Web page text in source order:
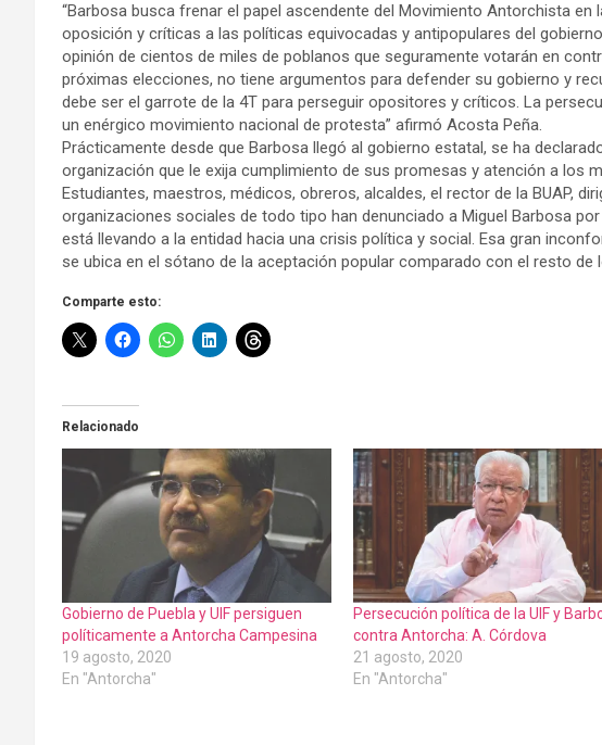
“Barbosa busca frenar el papel ascendente del Movimiento Antorchista en
oposición y críticas a las políticas equivocadas y antipopulares del
opinión de cientos de miles de poblanos que seguramente votarán en
próximas elecciones, no tiene argumentos para defender su gobierno y
debe ser el garrote de la 4T para perseguir opositores y críticos. La
un enérgico movimiento nacional de protesta” afirmó Acosta Peña.
Prácticamente desde que Barbosa llegó al gobierno estatal, se ha
organización que le exija cumplimiento de sus promesas y atención a los
Estudiantes, maestros, médicos, obreros, alcaldes, el rector de la BUAP,
organizaciones sociales de todo tipo han denunciado a Miguel Barbosa
está llevando a la entidad hacia una crisis política y social. Esa gran
se ubica en el sótano de la aceptación popular comparado con el resto de
Comparte esto:
Relacionado
Gobierno de Puebla y UIF persiguen
políticamente a Antorcha Campesina
19 agosto, 2020
En "Antorcha"
Persecución política de la UIF y
contra Antorcha: A. Córdova
21 agosto, 2020
En "Antorcha"